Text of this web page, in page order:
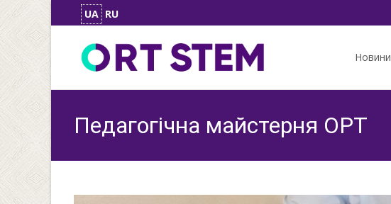
UA RU
Новини
Педагогічна майстерня ОРТ